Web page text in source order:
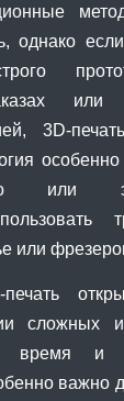
однако
3D-
или
или
сложных
время и
важно